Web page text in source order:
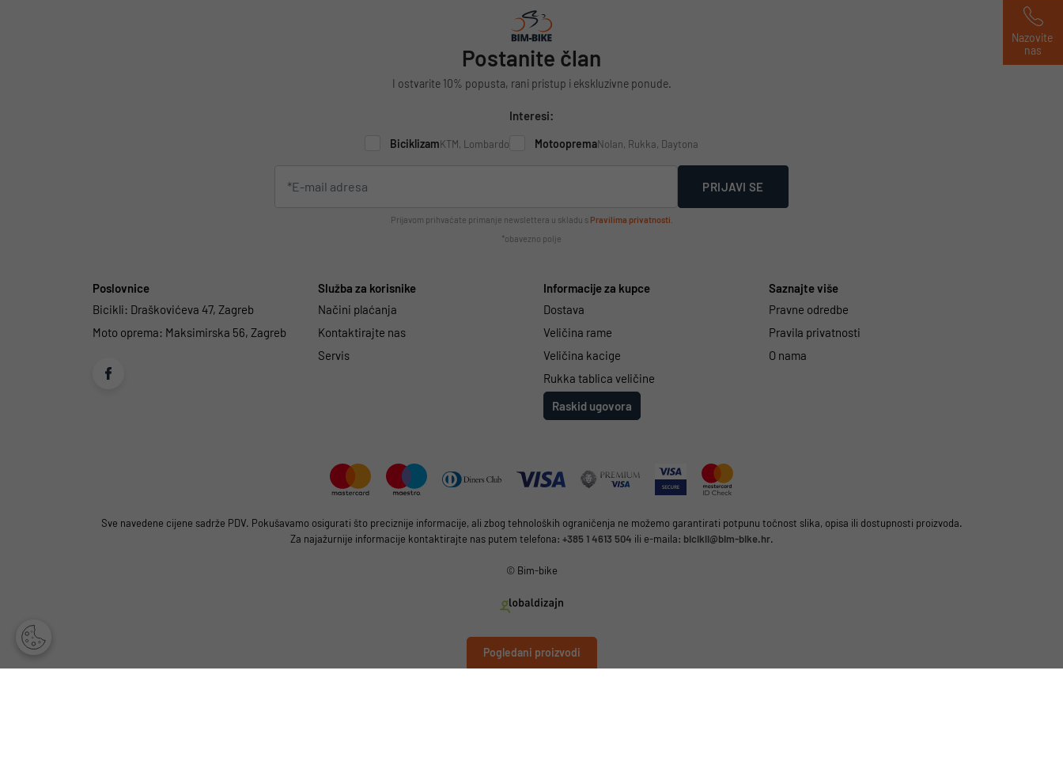
Pogledani proizvodi
Postanite član
I ostvarite 10% popusta, rani pristup i ekskluzivne ponude.
Interesi:
BiciklizamKTM, Lombardo MotoopremaNolan, Rukka, Daytona
PRIJAVI SE
Prijavom prihvaćate primanje newslettera u skladu s Pravilima privatnosti
*obavezno polje
Poslovnice
Bicikli: Draškovićeva 47, Zagreb
Moto oprema: Maksimirska 56, Zagreb
Služba za korisnike
Načini plaćanja
Kontaktirajte nas
Servis
Informacije za kupce
Dostava
Veličina rame
Veličina kacige
Rukka tablica veličine
Raskid ugovora
Saznajte više
Pravne odredbe
Pravila privatnosti
O nama
Sve navedene cijene sadrže PDV. Pokušavamo osigurati što preciznije informacije, ali zbog tehnoloških ograničenja ne možemo garantirati potpunu točnost slika, opisa ili dostupnosti proizvoda.
Za najažurnije informacije kontaktirajte nas putem telefona: +385 1 4613 504 ili e-maila: bicikli@bim-bike.hr.
© Bim-bike
Nazovite
nas